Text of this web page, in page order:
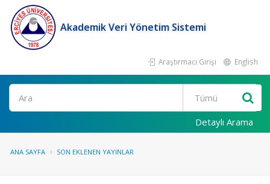
Akademik Veri Yönetim Sistemi
Araştırmacı Girişi English
Ara
Detaylı Arama
ANA SAYFA SON EKLENEN YAYINLAR